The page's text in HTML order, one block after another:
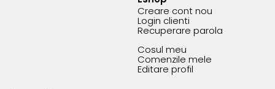
Creare cont nou
Login clienti
Recuperare parola
Cosul meu
Comenzile mele
Editare profil